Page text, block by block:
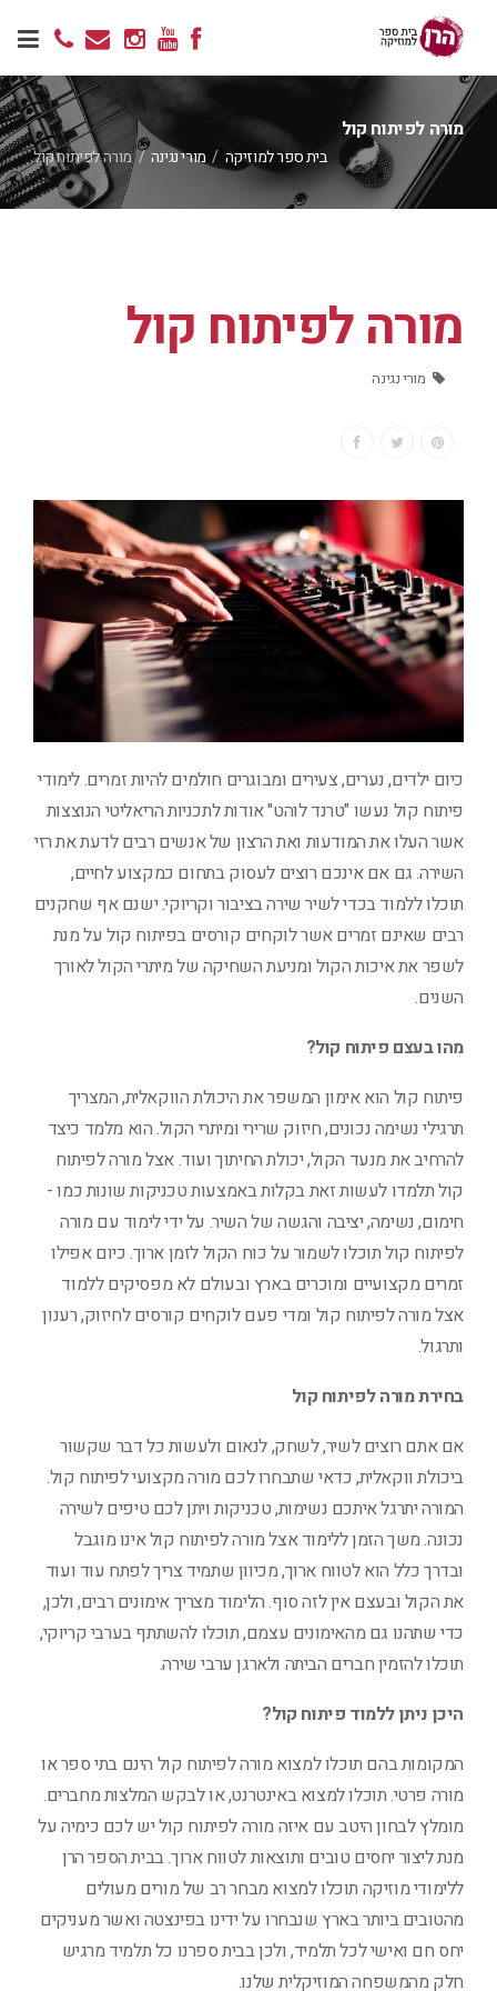
מורה לפיתוח קול
בית ספר למוזיקה / מורי נגינה/מורה לפיתוח קול
מורה לפיתוח קול
מורי נגינה
כיום ילדים, נערים, צעירים ומבוגרים חולמים להיות זמרים. לימודי
פיתוח קול נעשו "טרנד לוהט" אודות לתכניות הריאליטי הנוצצות
אשר העלו את המודעות ואת הרצון של אנשים רבים לדעת את רזי
השירה. גם אם אינכם רוצים לעסוק בתחום כמקצוע לחיים,
תוכלו ללמוד בכדי לשיר שירה בציבור וקריוקי. ישנם אף שחקנים
רבים שאינם זמרים אשר לוקחים קורסים בפיתוח קול על מנת
לשפר את איכות הקול ומניעת השחיקה של מיתרי הקול לאורך
השנים.
מהו בעצם פיתוח קול?
פיתוח קול הוא אימון המשפר את היכולת הווקאלית, המצריך
תרגילי נשימה נכונים, חיזוק שרירי ומיתרי הקול. הוא מלמד כיצד
להרחיב את מנעד הקול, יכולת החיתוך ועוד. אצל מורה לפיתוח
קול תלמדו לעשות זאת בקלות באמצעות טכניקות שונות כמו -
חימום, נשימה, יציבה והגשה של השיר. על ידי לימוד עם מורה
לפיתוח קול תוכלו לשמור על כוח הקול לזמן ארוך. כיום אפילו
זמרים מקצועיים ומוכרים בארץ ובעולם לא מפסיקים ללמוד
אצל מורה לפיתוח קול ומדי פעם לוקחים קורסים לחיזוק, רענון
ותרגול.
בחירת מורה לפיתוח קול
אם אתם רוצים לשיר, לשחק, לנאום ולעשות כל דבר שקשור
ביכולת ווקאלית, כדאי שתבחרו לכם מורה מקצועי לפיתוח קול.
המורה יתרגל איתכם נשימות, טכניקות ויתן לכם טיפים לשירה
נכונה. משך הזמן ללימוד אצל מורה לפיתוח קול אינו מוגבל
ובדרך כלל הוא לטווח ארוך, מכיוון שתמיד צריך לפתח עוד ועוד
את הקול ובעצם אין לזה סוף. הלימוד מצריך אימונים רבים, ולכן,
כדי שתהנו גם מהאימונים עצמם, תוכלו להשתתף בערבי קריוקי,
תוכלו להזמין חברים הביתה ולארגן ערבי שירה.
היכן ניתן ללמוד פיתוח קול?
המקומות בהם תוכלו למצוא מורה לפיתוח קול הינם בתי ספר או
מורה פרטי. תוכלו למצוא באינטרנט, או לבקש המלצות מחברים.
מומלץ לבחון היטב עם איזה מורה לפיתוח קול יש לכם כימיה על
מנת ליצור יחסים טובים ותוצאות לטווח ארוך. בבית הספר הרן
ללימודי מוזיקה תוכלו למצוא מבחר רב של מורים מעולים
מהטובים ביותר בארץ שנבחרו על ידינו בפינצטה ואשר מעניקים
יחס חם ואישי לכל תלמיד, ולכן בבית ספרנו כל תלמיד מרגיש
חלק מהמשפחה המוזיקלית שלנו.